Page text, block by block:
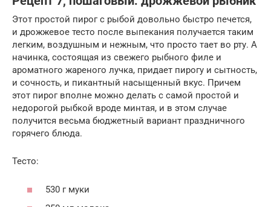
Этот простой пирог с рыбой довольно быстро печется,
и дрожжевое тесто после выпекания получается таким
легким, воздушным и нежным, что просто тает во рту. А
начинка, состоящая из свежего рыбного филе и
ароматного жареного лучка, придает пирогу и сытность,
и сочность, и пикантный насыщенный вкус. Причем
этот пирог вполне можно делать с самой простой и
недорогой рыбкой вроде минтая, и в этом случае
получится весьма бюджетный вариант праздничного
горячего блюда.
Тесто:
530 г муки